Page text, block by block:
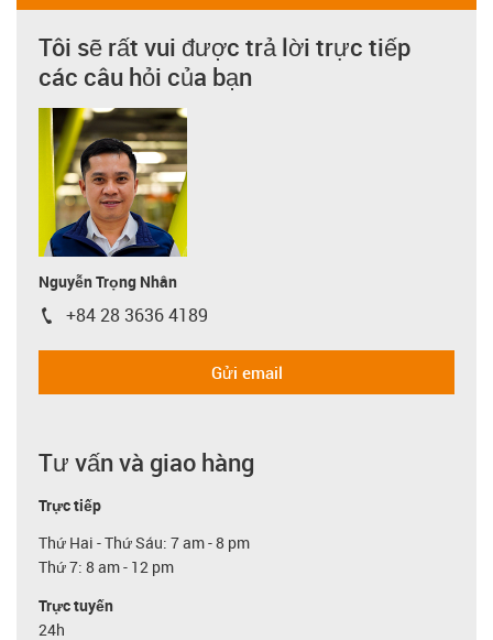
Tôi sẽ rất vui được trả lời trực tiếp
các câu hỏi của bạn
Nguyễn Trọng Nhân
igus-icon-phone
+84 28 3636 4189
Gửi email
Tư vấn và giao hàng
Trực tiếp
Thứ Hai - Thứ Sáu: 7 am - 8 pm
Thứ 7: 8 am - 12 pm
Trực tuyến
24h